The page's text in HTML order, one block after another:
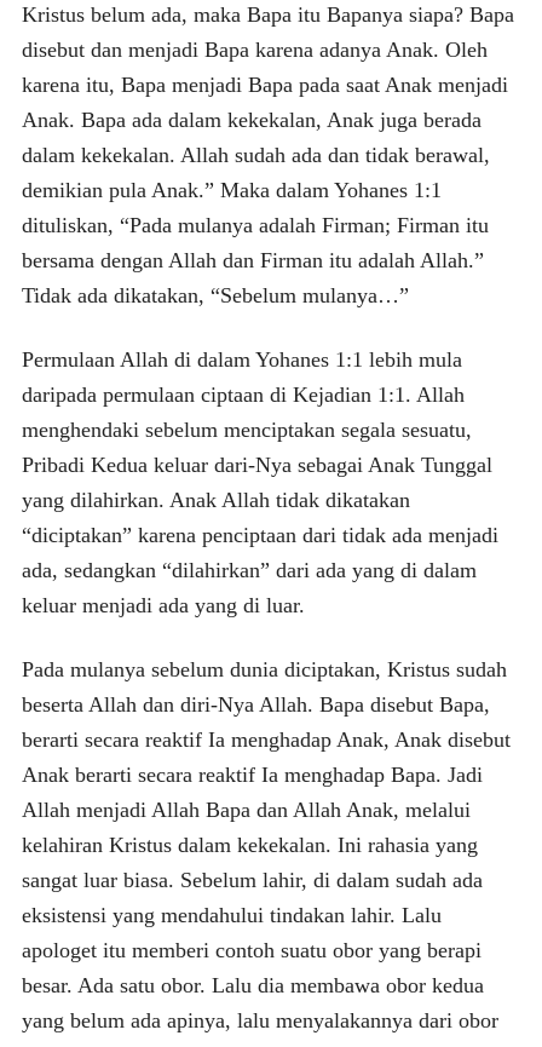
Kristus belum ada, maka Bapa itu Bapanya siapa? Bapa
disebut dan menjadi Bapa karena adanya Anak. Oleh
karena itu, Bapa menjadi Bapa pada saat Anak menjadi
Anak. Bapa ada dalam kekekalan, Anak juga berada
dalam kekekalan. Allah sudah ada dan tidak berawal,
demikian pula Anak.” Maka dalam Yohanes 1:1
dituliskan, “Pada mulanya adalah Firman; Firman itu
bersama dengan Allah dan Firman itu adalah Allah.”
Tidak ada dikatakan, “Sebelum mulanya…”
Permulaan Allah di dalam Yohanes 1:1 lebih mula
daripada permulaan ciptaan di Kejadian 1:1. Allah
menghendaki sebelum menciptakan segala sesuatu,
Pribadi Kedua keluar dari-Nya sebagai Anak Tunggal
yang dilahirkan. Anak Allah tidak dikatakan
“diciptakan” karena penciptaan dari tidak ada menjadi
ada, sedangkan “dilahirkan” dari ada yang di dalam
keluar menjadi ada yang di luar.
Pada mulanya sebelum dunia diciptakan, Kristus sudah
beserta Allah dan diri-Nya Allah. Bapa disebut Bapa,
berarti secara reaktif Ia menghadap Anak, Anak disebut
Anak berarti secara reaktif Ia menghadap Bapa. Jadi
Allah menjadi Allah Bapa dan Allah Anak, melalui
kelahiran Kristus dalam kekekalan. Ini rahasia yang
sangat luar biasa. Sebelum lahir, di dalam sudah ada
eksistensi yang mendahului tindakan lahir. Lalu
apologet itu memberi contoh suatu obor yang berapi
besar. Ada satu obor. Lalu dia membawa obor kedua
yang belum ada apinya, lalu menyalakannya dari obor